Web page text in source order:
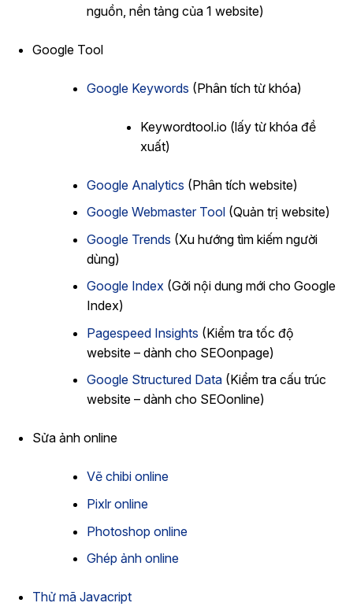
nguồn, nền tảng của 1 website)
Google Tool
Google Keywords (Phân tích từ khóa)
Keywordtool.io (lấy từ khóa đề
xuất)
Google Analytics (Phân tích website)
Google Webmaster Tool(Quản trị website)
Google Trends (Xu hướng tìm kiếm người
dùng)
Google Index(Gởi nội dung mới cho Google
Index)
Pagespeed Insights (Kiểm tra tốc độ
website – dành cho SEOonpage)
Google Structured Data(Kiểm tra cấu trúc
website – dành cho SEOonline)
Sửa ảnh online
Vẽ chibi online
Pixlr online
Photoshop online
Ghép ảnh online
Thử mã Javacript